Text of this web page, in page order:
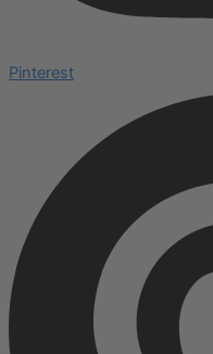
Pinterest